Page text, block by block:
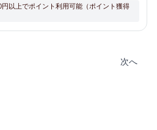
以上でポイント利用可能（ポイント獲得
次へ